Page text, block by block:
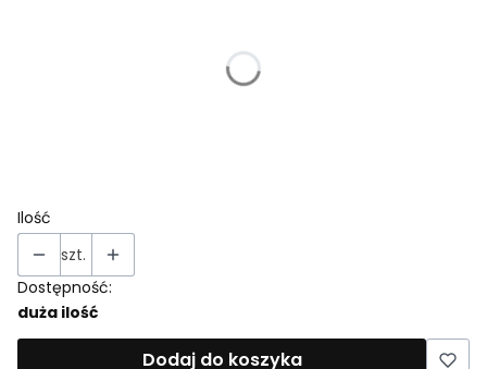
Ilość
szt.
Dostępność:
duża ilość
Dodaj do koszyka